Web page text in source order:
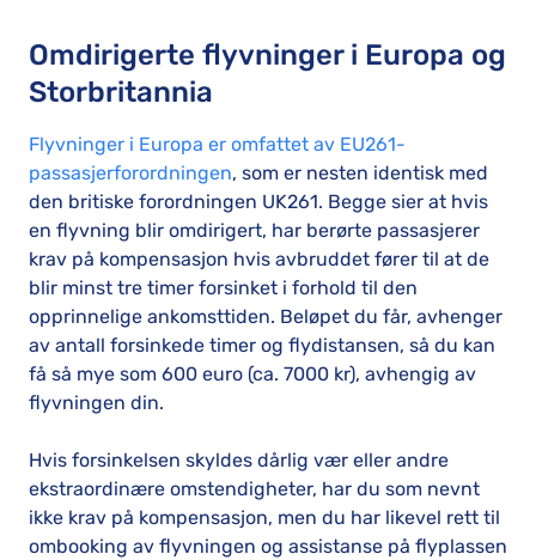
Omdirigerte flyvninger i Europa og
Storbritannia
Flyvninger i Europa er omfattet av EU261-
passasjerforordningen, som er nesten identisk med
den britiske forordningen UK261. Begge sier at hvis
en flyvning blir omdirigert, har berørte passasjerer
krav på kompensasjon hvis avbruddet fører til at de
blir minst tre timer forsinket i forhold til den
opprinnelige ankomsttiden. Beløpet du får, avhenger
av antall forsinkede timer og flydistansen, så du kan
få så mye som 600 euro (ca. 7000 kr), avhengig av
flyvningen din.
Hvis forsinkelsen skyldes dårlig vær eller andre
ekstraordinære omstendigheter, har du som nevnt
ikke krav på kompensasjon, men du har likevel rett til
ombooking av flyvningen og assistanse på flyplassen